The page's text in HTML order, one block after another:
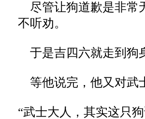
尽管让狗道歉是非常
不听劝。
于是吉四六就走到狗
等他说完，他又对武
“武士大人，其实这只